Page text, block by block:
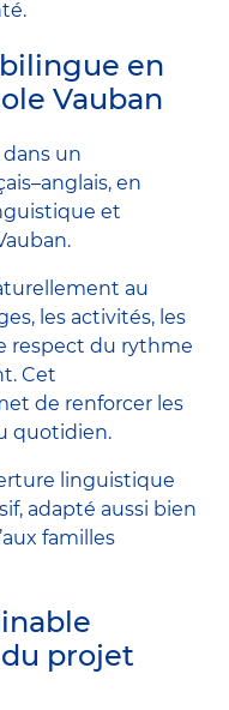
en
Vauban
dans un
en
et
au
les activités, les
respect du rythme
Cet
de renforcer les
quotidien.
linguistique
adapté aussi bien
familles
projet